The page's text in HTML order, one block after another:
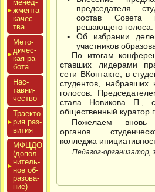
ме­нед­
жмен­та
ка­чес­
тва
Мето­
дичес­
кая ра­
бота
Нас­
тавни­
чес­тво
Тра­ек­то­
рия раз­
ви­тия
МФЦДО
(до­пол­
ни­тель­
ное об­
ра­зова­
ние)
председателя
состав Совета
решающего голоса.
Об избрании
участников
По итогам
ставших лидерами
сети ВКонтакте, в
студентов, набравших
голосов.
стала Новикова П.,
общественный куратор
Пожелаем вновь
органов
колледжа
Педагог-